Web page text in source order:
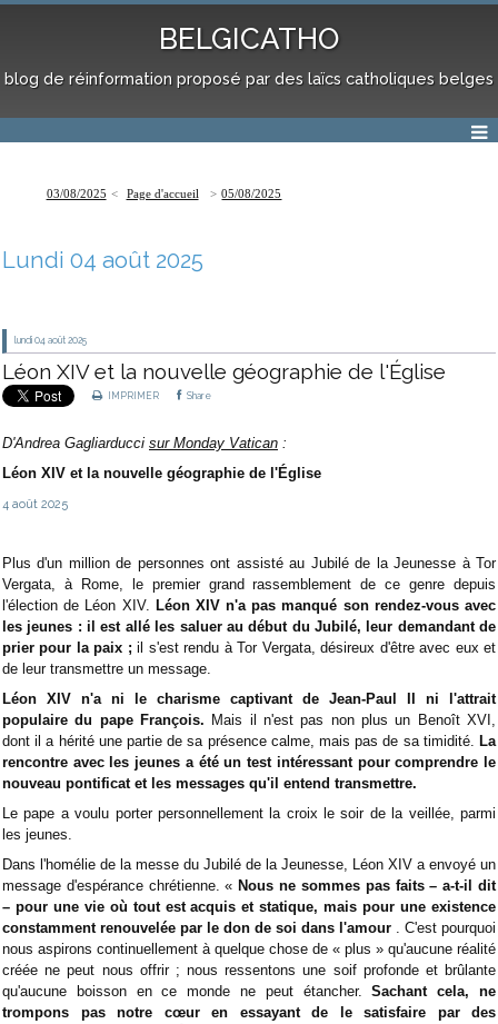
BELGICATHO
blog de réinformation proposé par des laïcs catholiques belges
03/08/2025 Page d'accueil 05/08/2025
Lundi 04 août 2025
lundi 04 août 2025
Léon XIV et la nouvelle géographie de l'Église
IMPRIMER Share
D'Andrea Gagliarducci sur Monday Vatican :
Léon XIV et la nouvelle géographie de l'Église
4 août 2025
Plus d'un million de personnes ont assisté au Jubilé de la Jeunesse à Tor
Vergata, à Rome, le premier grand rassemblement de ce genre depuis
l'élection de Léon XIV.
Léon XIV n'a pas manqué son rendez-vous avec
les jeunes : il est allé les saluer au début du Jubilé, leur demandant de
prier pour la paix ; il s'est rendu à Tor Vergata, désireux d'être avec eux et
de leur transmettre un message.
Léon XIV n'a ni le charisme captivant de Jean-Paul II ni l'attrait
populaire du pape François. Mais il n'est pas non plus un Benoît XVI,
dont il a hérité une partie de sa présence calme, mais pas de sa timidité.
La
rencontre avec les jeunes a été un test intéressant pour comprendre le
nouveau pontificat et les messages qu'il entend transmettre.
Le pape a voulu porter personnellement la croix le soir de la veillée, parmi
les jeunes.
Dans l'homélie de la messe du Jubilé de la Jeunesse, Léon XIV a envoyé un
message d'espérance chrétienne. « Nous ne sommes pas faits – a-t-il dit
– pour une vie où tout est acquis et statique, mais pour une existence
constamment renouvelée par le don de soi dans l'amour . C'est pourquoi
nous aspirons continuellement à quelque chose de « plus » qu'aucune réalité
créée ne peut nous offrir ; nous ressentons une soif profonde et brûlante
qu'aucune boisson en ce monde ne peut étancher.Sachant cela, ne
trompons pas notre cœur en essayant de le satisfaire par des